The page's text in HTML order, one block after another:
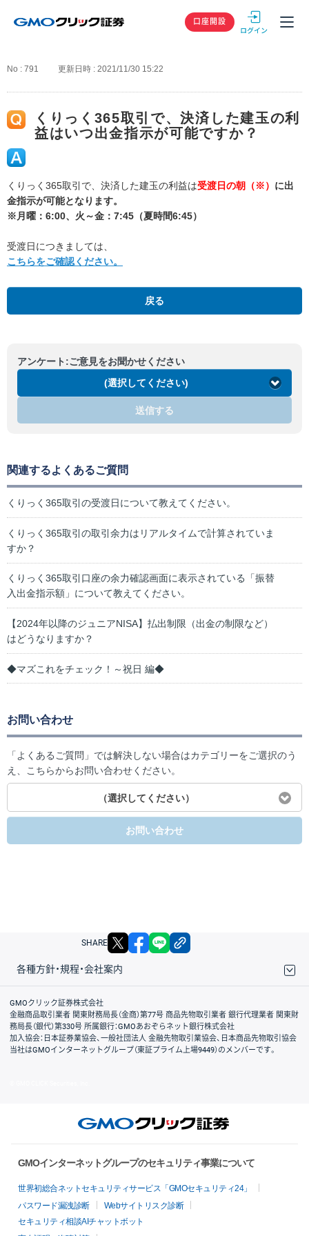
GMOクリック
口座開設
No : 791 更新日時 : 2021/11/30 15:22
くりっく365取引で、決済した建玉の利
益はいつ出金指示が可能ですか？
くりっく365取引で、決済した建玉の利益は受渡日の朝（※） に出
金指示が可能となります。
※月曜：6:00、火～金：7:45（夏時間6:45）
受渡日につきましては、
こちらをご確認ください。
戻る
アンケート:ご意見をお聞かせください
(選択してください)
送信する
関連するよくあるご質問
くりっく365取引の受渡日について教えてください。
くりっく365取引の取引余力はリアルタイムで計算されていま
すか？
くりっく365取引口座の余力確認画面に表示されている「振替
入出金指示額」について教えてください。
【2024年以降のジュニアNISA】払出制限（出金の制限など）
はどうなりますか？
◆マズこれをチェック！～祝日 編◆
お問い合わせ
「よくあるご質問」では解決しない場合はカテゴリーをご選択のう
え、こちらからお問い合わせください。
（選択してください）
お問い合わせ
SHARE X facebook
各種方針・規程・会社案内
取引規程・約款
サイトマップ
その他のご案内
個人情報保護方針
最良執行方針
サイトのご利用について
ディスクレイマー
信託保全
リスク説明
会社案内
GMOクリック証券株式会社
金融商品取引業者 関東財務局長（金商）第77号 商品先物取引業者 銀行代理業者 関東財
務局長（銀代）第330号 所属銀行：GMOあおぞらネット銀行株式会社
加入協会：日本証券業協会、一般社団法人 金融先物取引業協会、日本商品先物取引協会
当社はGMOインターネットグループ（東証プライム上場9449）のメンバーです。
GMOインターネットグループのセキュリティ事業について
世界初総合ネットセキュリティサービス「GMOセキュリティ24」
パスワード漏洩診断
Webサイトリスク診断
セキュリティ相談AIチャットボット